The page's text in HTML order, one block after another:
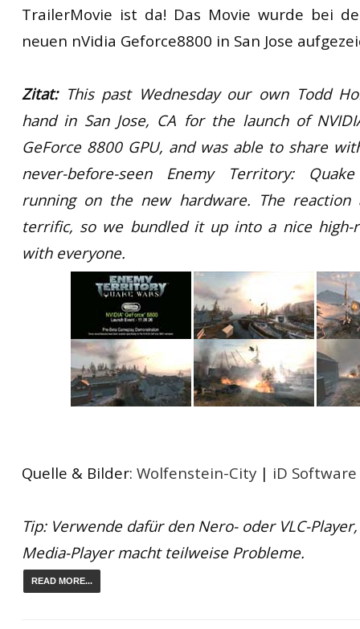
TrailerMovie ist da! Das Movie wurde bei
neuen nVidia Geforce8800 in San Jose
Zitat:This past Wednesday our own Todd
hand in San Jose, CA for the launch of
GeForce 8800 GPU, and was able to share
never-before-seen Enemy Territory:
running on the new hardware. The
terrific, so we bundled it up into a nice high-
with everyone.
Quelle & Bilder: Wolfenstein-City | iD Software
Tip: Verwende dafür den Nero- oder VLC-
Media-Player macht teilweise Probleme.
READ MORE...